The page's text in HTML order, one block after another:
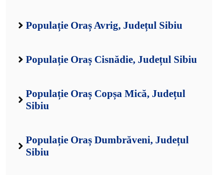
Populație Oraș Avrig, Județul Sibiu
Populație Oraș Cisnădie, Județul Sibiu
Populație Oraș Copșa Mică, Județul
Sibiu
Populație Oraș Dumbrăveni, Județul
Sibiu